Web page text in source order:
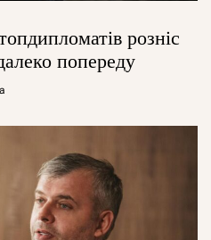
розніс
попереду